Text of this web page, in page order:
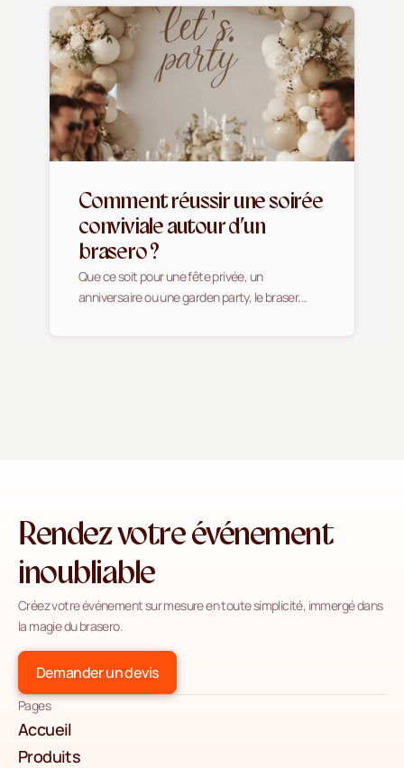
Comment réussir une soirée
conviviale autour d’un
brasero ?
Que ce soit pour une fête privée, un
anniversaire ou une garden party, le braser...
Rendez votre événement
inoubliable
Créez votre événement sur mesure en toute simplicité, immergé dans
la magie du brasero.
Demander un devis
Pages
Accueil
Produits